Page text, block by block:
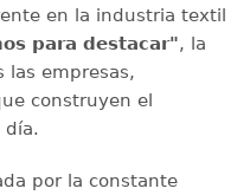
en la industria textil
para destacar", la
las empresas,
construyen el
día.
por la constante